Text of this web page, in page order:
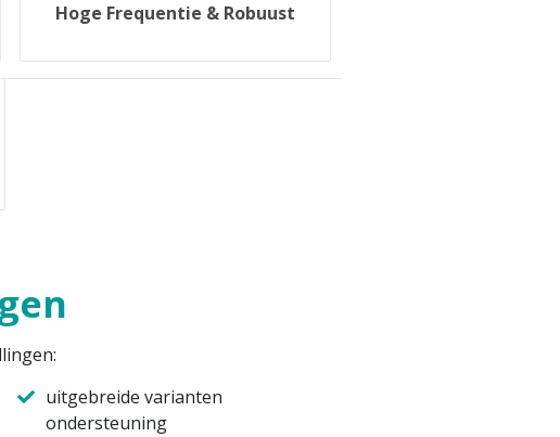
Hoge Frequentie & Robuust
uitgebreide varianten
ondersteuning